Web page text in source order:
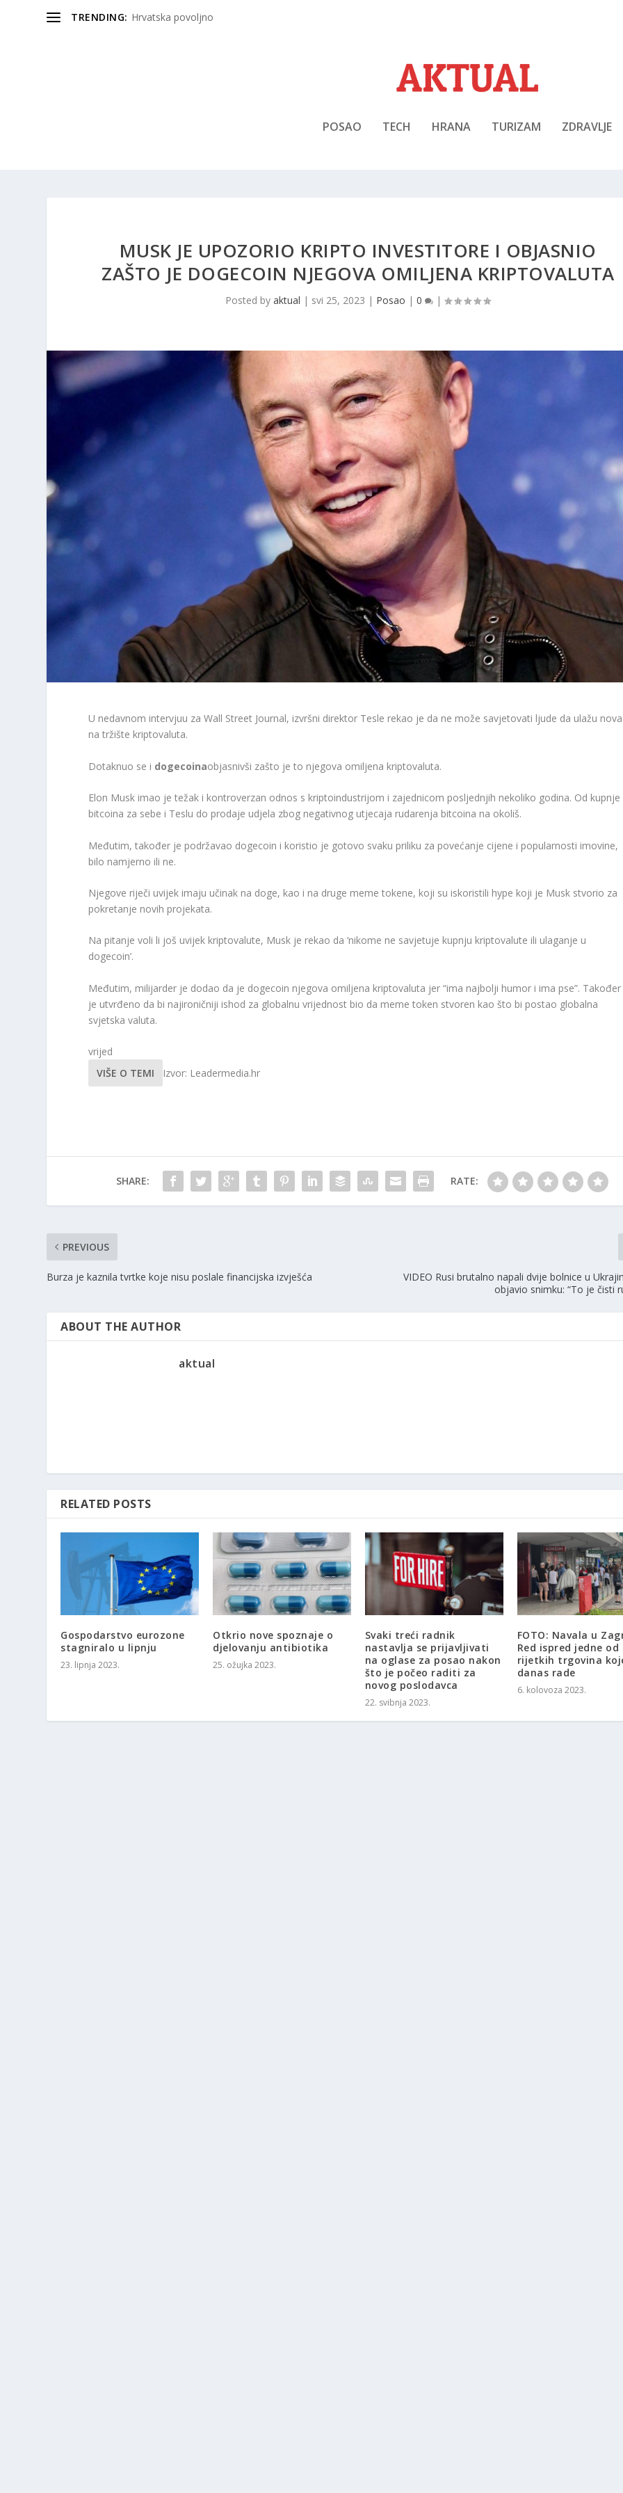
TRENDING: Hrvatska povoljno
POSAO TECH HRANA TURIZAM ZDRAVLJE
MUSK JE UPOZORIO KRIPTO INVESTITORE I OBJASNIO
ZAŠTO JE DOGECOIN NJEGOVA OMILJENA KRIPTOVALUTA
Posted byaktual | svi 25, 2023 | Posao |0 |
U nedavnom intervjuu za Wall Street Journal, izvršni direktor Tesle rekao je da ne može savjetovati ljude da ulažu
na tržište kriptovaluta.
Dotaknuo se i dogecoinaobjasnivši zašto je to njegova omiljena kriptovaluta.
Elon Musk imao je težak i kontroverzan odnos s kriptoindustrijom i zajednicom posljednjih nekoliko godina. Od kupnje
bitcoina za sebe i Teslu do prodaje udjela zbog negativnog utjecaja rudarenja bitcoina na okoliš.
Međutim, također je podržavao dogecoin i koristio je gotovo svaku priliku za povećanje cijene i popularnosti imovine,
bilo namjerno ili ne.
Njegove riječi uvijek imaju učinak na doge, kao i na druge meme tokene, koji su iskoristili hype koji je Musk stvorio za
pokretanje novih projekata.
Na pitanje voli li još uvijek kriptovalute, Musk je rekao da ‘nikome ne savjetuje kupnju kriptovalute ili ulaganje u
dogecoin’.
Međutim, milijarder je dodao da je dogecoin njegova omiljena kriptovaluta jer “ima najbolji humor i ima pse”. Također
je utvrđeno da bi najironičniji ishod za globalnu vrijednost bio da meme token stvoren kao što bi postao globalna
svjetska valuta.
vrijed
VIŠE O TEMI
Izvor: Leadermedia.hr
SHARE: RATE:
PREVIOUS
Burza je kaznila tvrtke koje nisu poslale financijska izvješća
VIDEO Rusi brutalno napali dvije bolnice u
objavio snimku: “To je čisti
ABOUT THE AUTHOR
aktual
RELATED POSTS
Gospodarstvo eurozone
stagniralo u lipnju
23. lipnja 2023.
Otkrio nove spoznaje o
djelovanju antibiotika
25. ožujka 2023.
Svaki treći radnik
nastavlja se prijavljivati ​​
na oglase za posao nakon
što je počeo raditi za
novog poslodavca
22. svibnja 2023.
FOTO: Navala u
Red ispred jedne od
rijetkih trgovina
danas rade
6. kolovoza 2023.